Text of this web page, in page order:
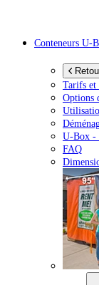
Conteneurs U-
Tarifs et
Options
U-Box -
FAQ